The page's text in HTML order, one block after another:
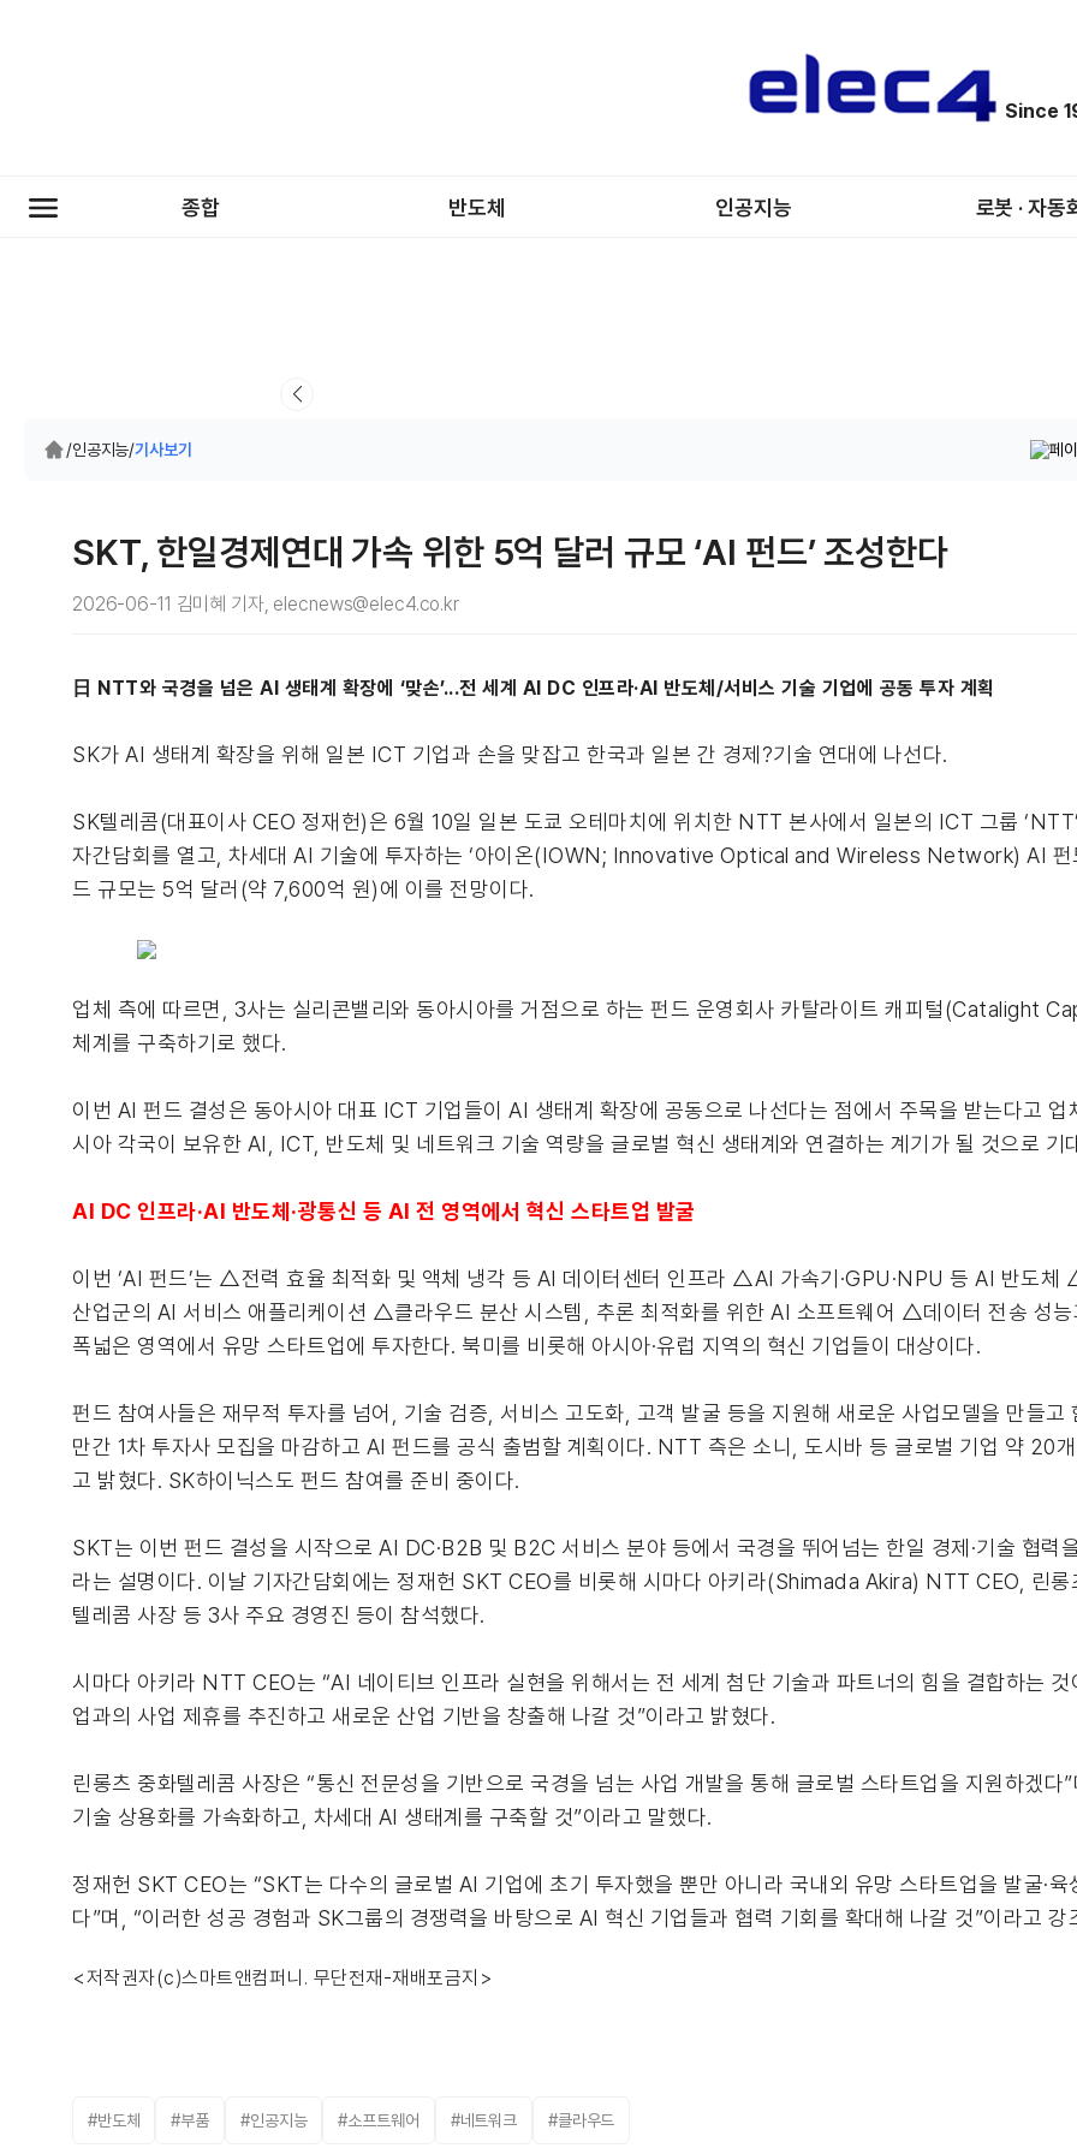
Since
종합 반도체 인공지능 로봇 · 자동
/인공지능/기사보기
SKT, 한일경제연대 가속 위한 5억 달러 규모 ‘AI 펀드’ 조성한다
2026-06-11 김미혜 기자, elecnews@elec4.co.kr
日 NTT와 국경을 넘은 AI 생태계 확장에 ‘맞손’...전 세계 AI DC 인프라·AI 반도체/서비스 기술 기업에 공동 투자 계획
SK가 AI 생태계 확장을 위해 일본 ICT 기업과 손을 맞잡고 한국과 일본 간 경제?기술 연대에 나선다.
SK텔레콤(대표이사 CEO 정재헌)은 6월 10일 일본 도쿄 오테마치에 위치한 NTT 본사에서 일본의 ICT 그룹 ‘NTT’
자간담회를 열고, 차세대 AI 기술에 투자하는 ‘아이온(IOWN; Innovative Optical and Wireless Network) AI 펀
드 규모는 5억 달러(약 7,600억 원)에 이를 전망이다.
업체 측에 따르면, 3사는 실리콘밸리와 동아시아를 거점으로 하는 펀드 운영회사 카탈라이트 캐피털(Catalight
체계를 구축하기로 했다.
이번 AI 펀드 결성은 동아시아 대표 ICT 기업들이 AI 생태계 확장에 공동으로 나선다는 점에서 주목을 받는다고
시아 각국이 보유한 AI, ICT, 반도체 및 네트워크 기술 역량을 글로벌 혁신 생태계와 연결하는 계기가 될 것으로 기
AI DC 인프라·AI 반도체 ·광통신 등 AI 전 영역에서 혁신 스타트업 발굴
이번 ‘AI 펀드’는 △전력 효율 최적화 및 액체 냉각 등 AI 데이터센터 인프라 △AI 가속기·GPU·NPU 등 AI 반도체
산업군의 AI 서비스 애플리케이션 △클라우드 분산 시스템, 추론 최적화를 위한 AI 소프트웨어 △데이터 전송 성
폭넓은 영역에서 유망 스타트업에 투자한다. 북미를 비롯해 아시아·유럽 지역의 혁신 기업들이 대상이다.
펀드 참여사들은 재무적 투자를 넘어, 기술 검증, 서비스 고도화, 고객 발굴 등을 지원해 새로운 사업모델을 만들고
만간 1차 투자사 모집을 마감하고 AI 펀드를 공식 출범할 계획이다. NTT 측은 소니, 도시바 등 글로벌 기업 약 20
고 밝혔다. SK하이닉스도 펀드 참여를 준비 중이다.
SKT는 이번 펀드 결성을 시작으로 AI DC·B2B 및 B2C 서비스 분야 등에서 국경을 뛰어넘는 한일 경제·기술 협력
라는 설명이다. 이날 기자간담회에는 정재헌 SKT CEO를 비롯해 시마다 아키라(Shimada Akira) NTT CEO, 린
텔레콤 사장 등 3사 주요 경영진 등이 참석했다.
시마다 아키라 NTT CEO는 “AI 네이티브 인프라 실현을 위해서는 전 세계 첨단 기술과 파트너의 힘을 결합하는
업과의 사업 제휴를 추진하고 새로운 산업 기반을 창출해 나갈 것”이라고 밝혔다.
린롱츠 중화텔레콤 사장은 “통신 전문성을 기반으로 국경을 넘는 사업 개발을 통해 글로벌 스타트업을 지원하겠다
기술 상용화를 가속화하고, 차세대 AI 생태계를 구축할 것”이라고 말했다.
정재헌 SKT CEO는 “SKT는 다수의 글로벌 AI 기업에 초기 투자했을 뿐만 아니라 국내외 유망 스타트업을 발굴·
다”며, “이러한 성공 경험과 SK그룹의 경쟁력을 바탕으로 AI 혁신 기업들과 협력 기회를 확대해 나갈 것”이라고 강
<저작권자(c)스마트앤컴퍼니. 무단전재-재배포금지>
#반도체 #부품 #인공지능 #소프트웨어 #네트워크 #클라우드